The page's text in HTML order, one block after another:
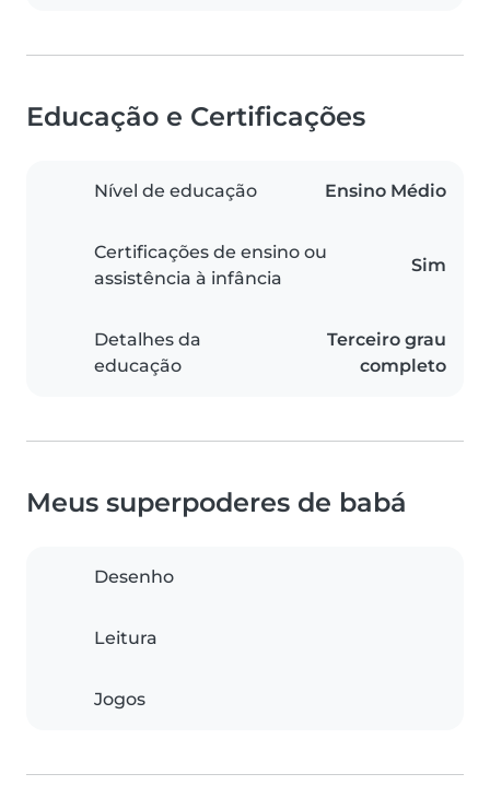
Educação e Certificações
Nível de educação Ensino Médio
Certificações de ensino ou
assistência à infância
Sim
Detalhes da
educação
Terceiro grau
completo
Meus superpoderes de babá
Desenho
Leitura
Jogos